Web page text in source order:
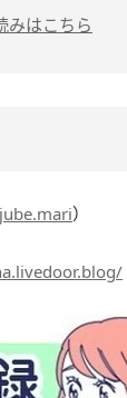
みはこちら
）